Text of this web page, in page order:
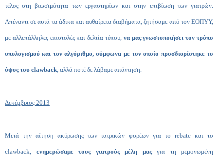
τέλος στη βιωσιμότητα των εργαστηρίων και στην επιβίωση των γιατρών.
Απέναντι σε αυτά τα άδικα και αυθαίρετα διαβήματα, ζητήσαμε από τον ΕΟΠΥΥ,
με αλλεπάλληλες επιστολές και δελτία τύπου, να μας γνωστοποιήσει τον τρόπο
υπολογισμού και τον αλγόριθμο, σύμφωνα με τον οποίο προσδιορίστηκε το
ύψος του clawback, αλλά ποτέ δε λάβαμε απάντηση.
Δεκέμβριος 2013
Μετά την αίτηση ακύρωσης των ιατρικών φορέων για το rebate και το
clawback, ενημερώσαμε τους γιατρούς μέλη μαςγια τη μεμονωμένη